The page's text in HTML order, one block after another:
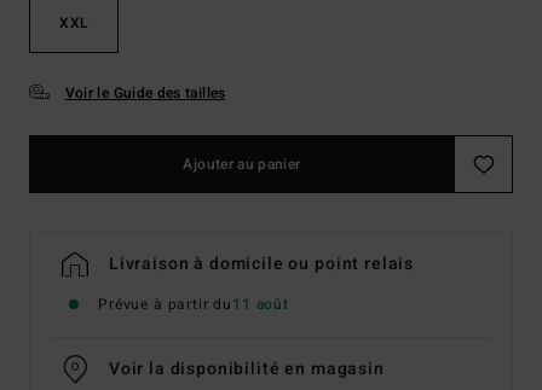
XXL
Voir le Guide des tailles
Ajouter au panier
Livraison à domicile ou point relais
Prévue à partir du11 août
Voir la disponibilité en magasin